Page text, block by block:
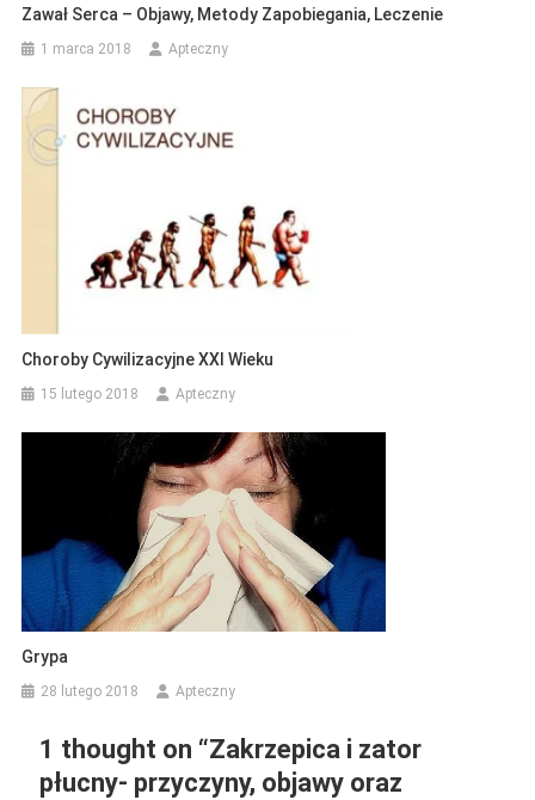
Zawał Serca – Objawy, Metody Zapobiegania, Leczenie
1 marca 2018 Apteczny
Choroby Cywilizacyjne XXI Wieku
15 lutego 2018 Apteczny
Grypa
28 lutego 2018 Apteczny
1 thought on “Zakrzepica i zator
płucny- przyczyny, objawy oraz